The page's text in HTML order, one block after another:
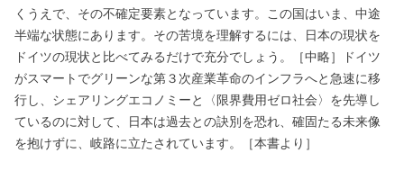
くうえで、その不確定要素となっています。この国はいま、中途
半端な状態にあります。その苦境を理解するには、日本の現状を
ドイツの現状と比べてみるだけで充分でしょう。［中略］ドイツ
がスマートでグリーンな第３次産業革命のインフラへと急速に移
行し、シェアリングエコノミーと〈限界費用ゼロ社会〉を先導し
ているのに対して、日本は過去との訣別を恐れ、確固たる未来像
を抱けずに、岐路に立たされています。［本書より］